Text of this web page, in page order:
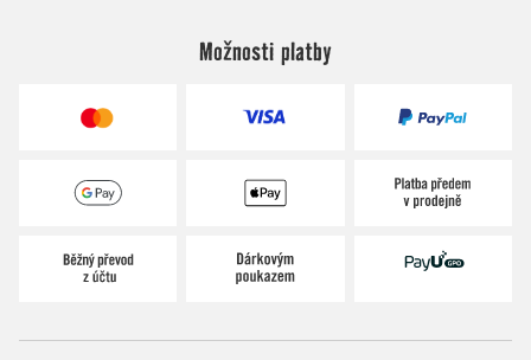
Možnosti platby